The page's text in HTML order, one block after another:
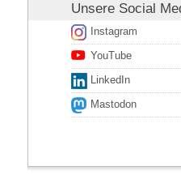
Unsere Social
Instagram
YouTube
LinkedIn
Mastodon